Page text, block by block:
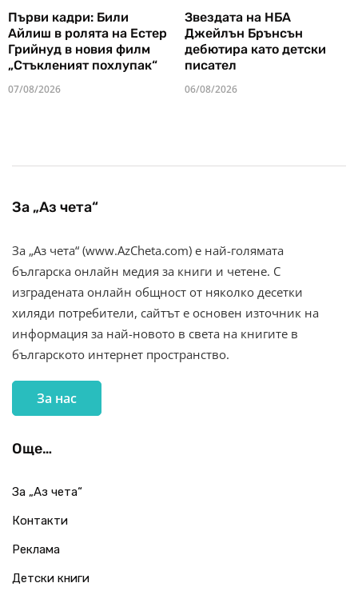
Първи кадри: Били
Айлиш в ролята на Естер
Грийнуд в новия филм
„Стъкленият похлупак“
07/08/2026
Звездата на НБА
Джейлън Брънсън
дебютира като детски
писател
06/08/2026
За „Аз чета“
За „Аз чета“ (www.AzCheta.com) е най-голямата
българска онлайн медия за книги и четене. С
изградената онлайн общност от няколко десетки
хиляди потребители, сайтът е основен източник на
информация за най-новото в света на книгите в
българското интернет пространство.
За нас
Още…
За „Аз чета“
Контакти
Реклама
Детски книги